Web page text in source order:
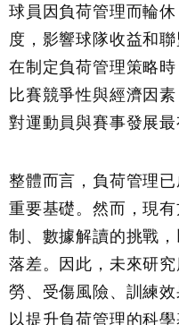
球員因負荷管理而輪
度，影響球隊收益和
在制定負荷管理策略時
比賽競爭性與經濟因
對運動員與賽事發展最
整體而言，負荷管理
重要基礎。然而，現
制、數據解讀的挑戰
落差。因此，未來研
勞、受傷風險、訓練
以提升負荷管理的科